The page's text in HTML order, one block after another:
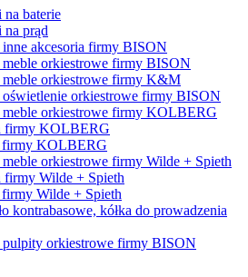
baterie
prąd
inne akcesoria firmy BISON
meble orkiestrowe firmy BISON
meble orkiestrowe firmy K&M
oświetlenie orkiestrowe firmy BISON
meble orkiestrowe firmy KOLBERG
firmy KOLBERG
firmy KOLBERG
meble orkiestrowe firmy Wilde + Spieth
firmy Wilde + Spieth
Wilde + Spieth
kontrabasowe, kółka do prowadzenia
pulpity orkiestrowe firmy BISON